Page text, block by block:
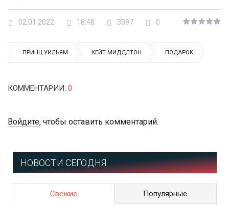
02.01.2022 18:48 3097 0
ПРИНЦ УИЛЬЯМ КЕЙТ МИДДЛТОН ПОДАРОК
КОММЕНТАРИИ: 0
Войдите, чтобы оставить комментарий.
НОВОСТИ СЕГОДНЯ
Свежие Популярные